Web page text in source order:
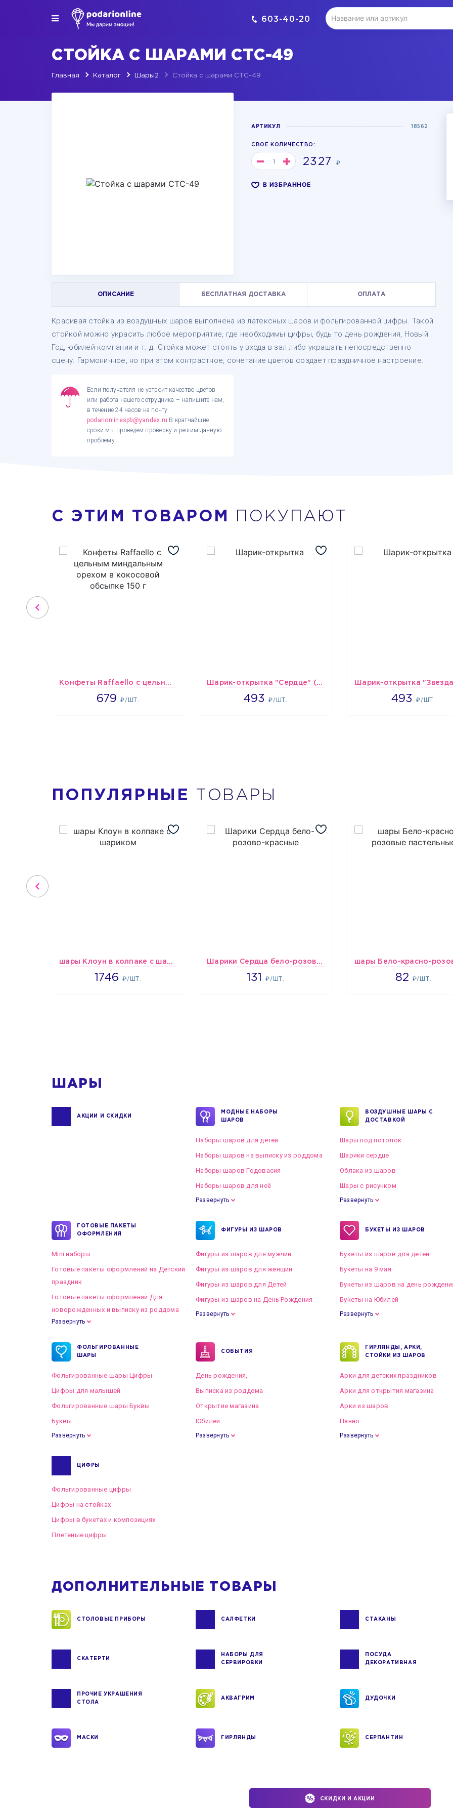
603-40-20
СТОЙКА С ШАРАМИ СТС-49
Главная Каталог Шары2 Стойка с шарами СТС-49
АРТИКУЛ 18562
СВОЕ КОЛИЧЕСТВО:
2327 ₽
В ИЗБРАННОЕ
ОПИСАНИЕ БЕСПЛАТНАЯ ДОСТАВКА ОПЛАТА
Красивая стойка из воздушных шаров выполнена из латексных шаров и фольгированной цифры. Такой
стойкой можно украсить любое мероприятие, где необходимы цифры, будь то день рождения, Новый
Год, юбилей компании и т. д. Стойка может стоять у входа в зал либо украшать непосредственно
сцену. Гармоничное, но при этом контрастное, сочетание цветов создает праздничное настроение.
Если получателя не устроит качество цветов
или работа нашего сотрудника – напишите нам,
в течение 24 часов на почту:
podarionlinespb@yandex.ru.В кратчайшие
сроки мы проведем проверку и решим данную
проблему
С ЭТИМ ТОВАРОМ ПОКУПАЮТ
Конфеты Raffaello с цельным миндальным орехом в кокосовой обсыпке 150 г
679₽/ШТ.
679 Шарик-открытка "Сердце" (45 см) - 2
493₽/ШТ.
493
493₽/ШТ.
493
ПОПУЛЯРНЫЕ ТОВАРЫ
шары Клоун в колпаке с шариком
1746₽/ШТ.
1746 Шарики Сердца бело-розово-красные
131₽/ШТ.
2660
82 ₽/ШТ.
1637
ШАРЫ
АКЦИИ И СКИДКИ
МОДНЫЕ НАБОРЫ
ШАРОВ
Наборы шаров для детей
Наборы шаров на выписку из роддома
Наборы шаров Годовасия
Наборы шаров для неё
Развернуть
ВОЗДУШНЫЕ ШАРЫ С
ДОСТАВКОЙ
Шары под потолок
Шарики сердце
Облака из шаров
Шары с рисунком
Развернуть
ГОТОВЫЕ ПАКЕТЫ
ОФОРМЛЕНИЯ
Mini наборы
Готовые пакеты оформлений на Детский
праздник
Готовые пакеты оформлений Для
новорожденных и выписку из роддома
Готовые пакеты оформлений на Свадьбу
Развернуть
ФИГУРЫ ИЗ ШАРОВ
Фигуры из шаров для мужчин
Фигуры из шаров для женщин
Фигуры из шаров для Детей
Фигуры из шаров на День Рождения
Развернуть
БУКЕТЫ ИЗ ШАРОВ
Букеты из шаров для детей
Букеты на 9 мая
Букеты из шаров на день
Букеты на Юбилей
Развернуть
ФОЛЬГИРОВАННЫЕ
ШАРЫ
Фольгированные шары Цифры
Цифры для малышей
Фольгированные шары Буквы
Буквы
Развернуть
СОБЫТИЯ
День рождения,
Выписка из роддома
Открытие магазина
Юбилей
Развернуть
ГИРЛЯНДЫ, АРКИ,
СТОЙКИ ИЗ ШАРОВ
Арки для детских праздников
Арки для открытия магазина
Арки из шаров
Панно
Развернуть
ЦИФРЫ
Фольгированные цифры
Цифры на стойках
Цифры в букетах и композициях
Плетеные цифры
ДОПОЛНИТЕЛЬНЫЕ ТОВАРЫ
СТОЛОВЫЕ ПРИБОРЫ САЛФЕТКИ СТАКАНЫ
СКАТЕРТИ
НАБОРЫ ДЛЯ
СЕРВИРОВКИ
ПОСУДА
ДЕКОРАТИВНАЯ
ПРОЧИЕ УКРАШЕНИЯ
СТОЛА
АКВАГРИМ ДУДОЧКИ
МАСКИ ГИРЛЯНДЫ СЕРПАНТИН
СКИДКИ И АКЦИИ